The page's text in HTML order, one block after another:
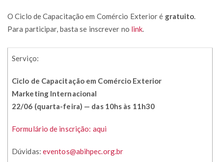
O Ciclo de Capacitação em Comércio Exterior é gratuito
Para participar, basta se inscrever no link
Serviço:
Ciclo de Capacitação em Comércio Exterior
Marketing Internacional
22/06 (quarta-feira) — das 10hs às 11h30
Formulário de inscrição: aqui
Dúvidas: eventos@abihpec.org.br